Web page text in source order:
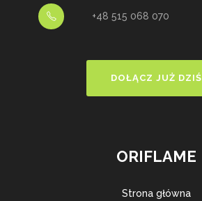
+48 515 068 070
DOŁĄCZ JUŻ DZIŚ
ORIFLAME
Strona główna